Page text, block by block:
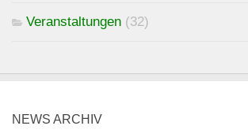
Veranstaltungen (32)
NEWS ARCHIV